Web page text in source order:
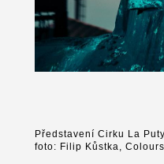
Představení Cirku La
foto: Filip Kůstka,